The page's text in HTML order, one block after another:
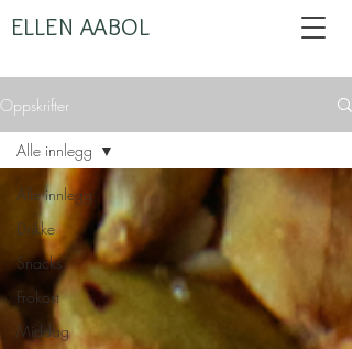
ELLEN AABOL
Oppskrifter
Alle innlegg
Drikke
Snacks
Frokost
Middag
Alle innlegg